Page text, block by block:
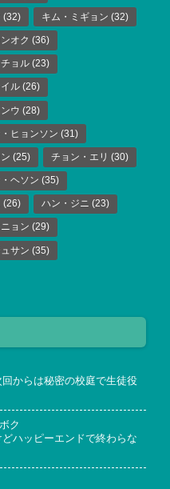
(32) キム・ミギョン (32)
オク (36)
ョル (23)
ル (26)
ウ (28)
ヒョンソン (31)
(25) チョン・エリ (30)
ヘソン (35)
(26) ハン・ジニ (23)
ョン (29)
サン (35)
からは秘密の校庭で生徒役
ク
ハッピーエンドで終わらな